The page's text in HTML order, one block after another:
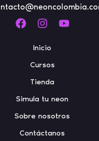
Inicio
Cursos
Tienda
Simula tu neon
Sobre nosotros
Contáctanos